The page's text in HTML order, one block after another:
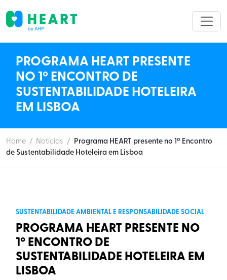
PROGRAMA HEART PRESENTE
NO 1º ENCONTRO DE
SUSTENTABILIDADE HOTELEIRA
EM LISBOA
Home / Notícias / Programa HEART presente no 1º Encontro
de Sustentabilidade Hoteleira em Lisboa
SUSTENTABILIDADE AMBIENTAL E RESPONSABILIDADE SOCIAL
PROGRAMA HEART PRESENTE NO
1º ENCONTRO DE
SUSTENTABILIDADE HOTELEIRA EM
LISBOA